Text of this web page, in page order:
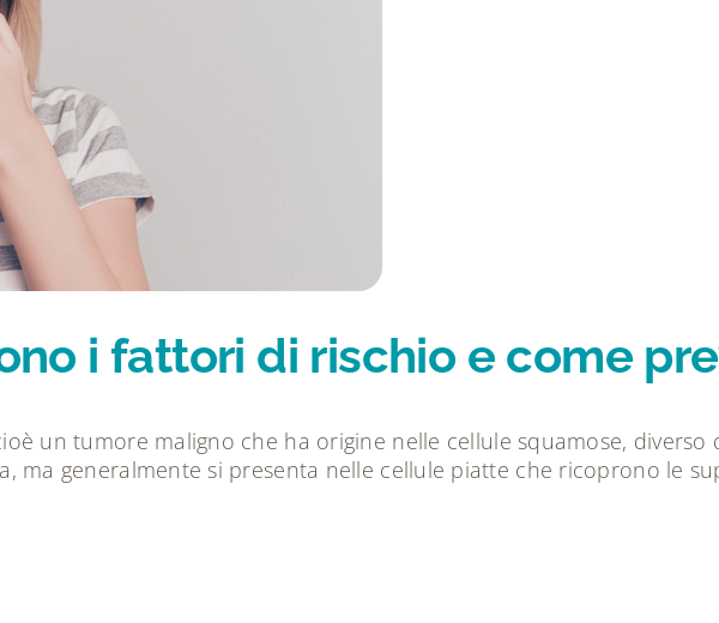
i fattori di rischio e come
un tumore maligno che ha origine nelle cellule squamose, diverso
ma generalmente si presenta nelle cellule piatte che ricoprono le